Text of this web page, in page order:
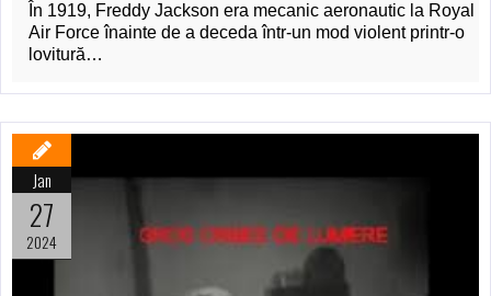
În 1919, Freddy Jackson era mecanic aeronautic la Royal
Air Force înainte de a deceda într-un mod violent printr-o
lovitură…
Jan
27
2024